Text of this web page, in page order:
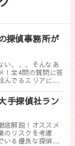
探偵事務所が
い、、、そんなあ
！全4問の質問に答
んでるエリアに対
手探偵社ラン
底解説！オススメ
のリスクを考慮
いる優良な探偵事